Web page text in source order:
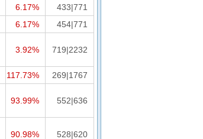
6.17%
433|771
6.17% 454|771
3.92% 719|2232
117.73% 269|1767
93.99% 552|636
90.98% 528|620